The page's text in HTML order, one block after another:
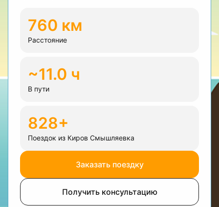
760 км
Расстояние
~11.0 ч
В пути
828+
Поездок из Киров Смышляевка
Заказать поездку
Получить консультацию